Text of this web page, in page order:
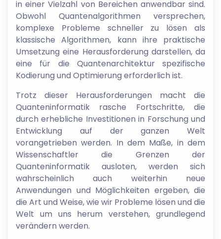
in einer Vielzahl von Bereichen anwendbar sind.
Obwohl Quantenalgorithmen versprechen,
komplexe Probleme schneller zu lösen als
klassische Algorithmen, kann ihre praktische
Umsetzung eine Herausforderung darstellen, da
eine für die Quantenarchitektur spezifische
Kodierung und Optimierung erforderlich ist.
Trotz dieser Herausforderungen macht die
Quanteninformatik rasche Fortschritte, die
durch erhebliche Investitionen in Forschung und
Entwicklung auf der ganzen Welt
vorangetrieben werden. In dem Maße, in dem
Wissenschaftler die Grenzen der
Quanteninformatik ausloten, werden sich
wahrscheinlich auch weiterhin neue
Anwendungen und Möglichkeiten ergeben, die
die Art und Weise, wie wir Probleme lösen und die
Welt um uns herum verstehen, grundlegend
verändern werden.